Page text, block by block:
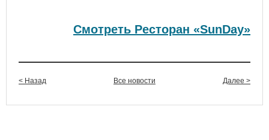
Смотреть Ресторан «SunDay»
< Назад Все новости Далее >